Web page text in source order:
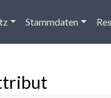
Stammdaten